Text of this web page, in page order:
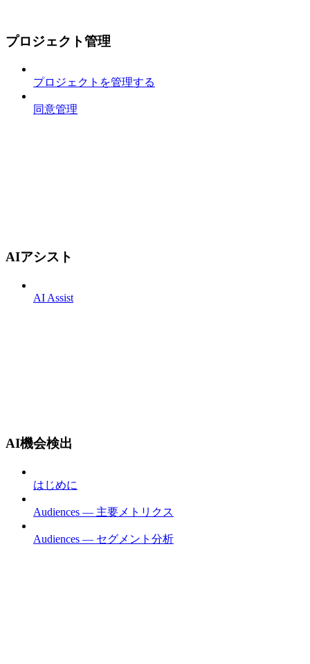
プロジェクト管理
プロジェクトを管理する
同意管理
AIアシスト
AI Assist
AI機会検出
はじめに
Audiences — 主要メトリクス
Audiences — セグメント分析